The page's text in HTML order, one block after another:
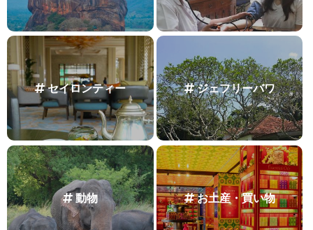
セイロンティー ジェフリーバワ
動物 お土産・買い物